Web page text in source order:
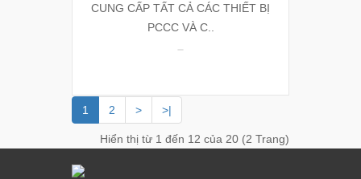
CUNG CẤP TẤT CẢ CÁC THIẾT BỊ
PCCC VÀ C..
1 2 > >|
Hiển thị từ 1 đến 12 của 20 (2 Trang)